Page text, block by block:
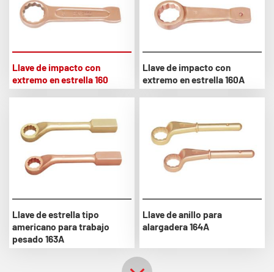
Llave de impacto con
extremo en estrella 160
Llave de impacto con
extremo en estrella 160A
Llave de estrella tipo
americano para trabajo
pesado 163A
Llave de anillo para
alargadera 164A